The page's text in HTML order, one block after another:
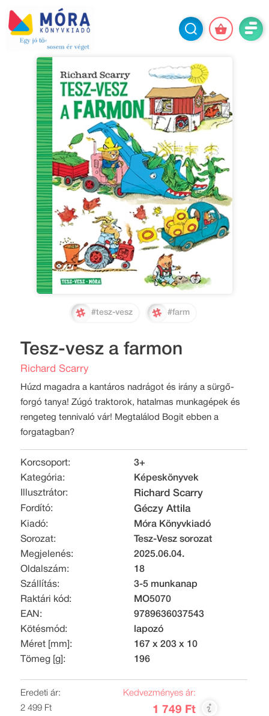
#tesz-vesz #farm
Tesz-vesz a farmon
Richard Scarry
Húzd magadra a kantáros nadrágot és irány a sürgő-
forgó tanya! Zúgó traktorok, hatalmas munkagépek és
rengeteg tennivaló vár! Megtalálod Bogit ebben a
forgatagban?
Korcsoport:
3+
Kategória:
Képeskönyvek
Illusztrátor:
Richard Scarry
Fordító: Géczy Attila
Kiadó:
Móra Könyvkiadó
Sorozat:
Tesz-Vesz sorozat
Megjelenés:
2025.06.04.
Oldalszám:
18
Szállítás:
3-5 munkanap
Raktári kód:
MO5070
EAN:
9789636037543
Kötésmód:
lapozó
Méret [mm]:
167 x 203 x 10
Tömeg [g]:
196
Eredeti ár:
2 499 Ft
Kedvezményes ár:
1 749 Ft